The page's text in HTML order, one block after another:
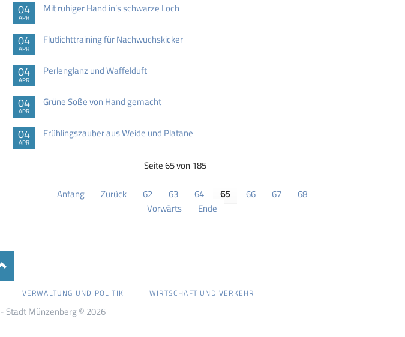
04
APR
Mit ruhiger Hand in’s schwarze Loch
04
APR
Flutlichttraining für Nachwuchskicker
04
APR
Perlenglanz und Waffelduft
04
APR
Grüne Soße von Hand gemacht
04
APR
Frühlingszauber aus Weide und Platane
Seite 65 von 185
Anfang Zurück 62 63 64 65 66 67
68
Vorwärts
Ende
VERWALTUNG UND POLITIK WIRTSCHAFT UND VERKEHR
- Stadt Münzenberg © 2026